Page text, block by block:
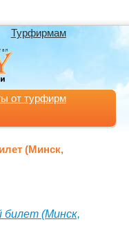
Турфирмам
от турфирм
(Минск,
(Минск,